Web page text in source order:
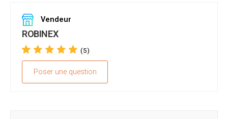
Vendeur
ROBINEX
(5)
Poser une question